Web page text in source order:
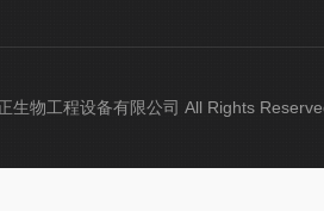
生物工程设备有限公司 All Rights